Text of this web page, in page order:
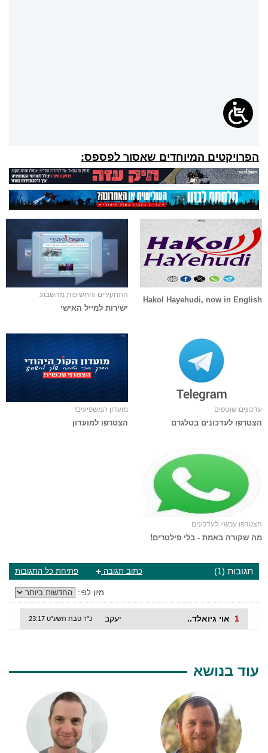
הפרויקטים המיוחדים שאסור לפספס:
Hakol Hayehudi, now in English
התחקירים והחשיפות מהשבוע
ישירות למייל האישי
עדכונים שוטפים
הצטרפו לעדכונים בטלגרם
מועדון המשפיעים!
הצטרפו למועדון
הצטרפו עכשיו לעדכונים
מה שקורה באמת - בלי פילטרים!
תגובות (1) פתיחת כל התגובות כתוב תגובה
מיון לפי:
אוי גיואלד.. 1 כ"ד טבת תשע"ט 23:17 יעקב
עוד בנושא